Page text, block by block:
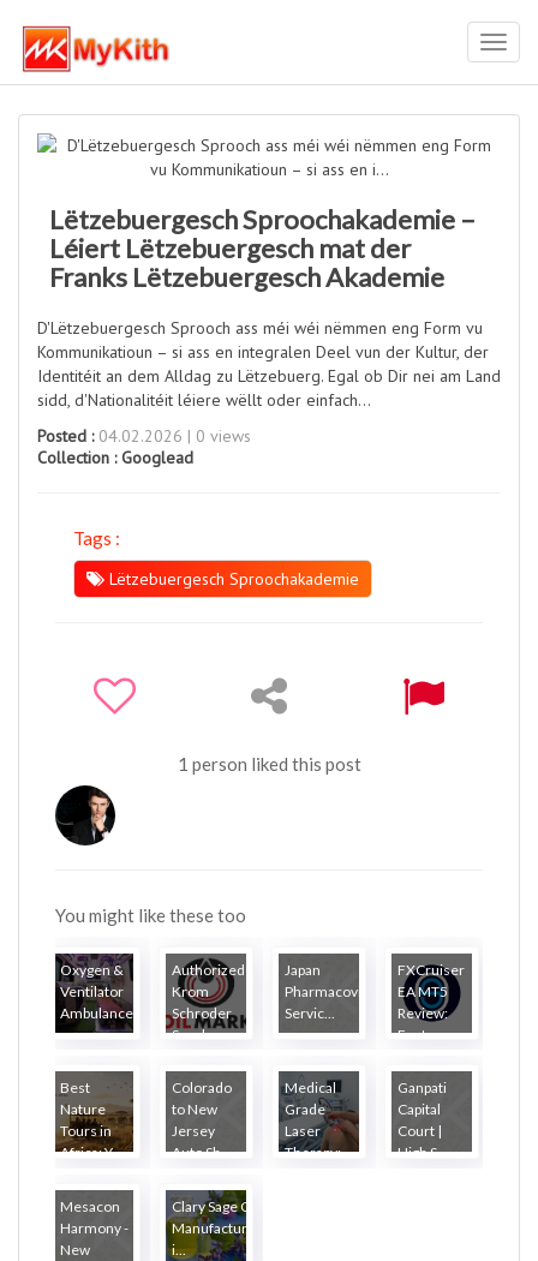
Lëtzebuergesch Sproochakademie –
Léiert Lëtzebuergesch mat der
Franks Lëtzebuergesch Akademie
D'Lëtzebuergesch Sprooch ass méi wéi nëmmen eng Form vu
Kommunikatioun – si ass en integralen Deel vun der Kultur, der
Identitéit an dem Alldag zu Lëtzebuerg. Egal ob Dir nei am Land
sidd, d'Nationalitéit léiere wëllt oder einfach...
Posted :04.02.2026 | 0 views
Collection :Googlead
Tags :
Lëtzebuergesch Sproochakademie
1 person liked this post
You might like these too
Oxygen &
Ventilator
Ambulance
...
Authorized
Krom
Schroder
Suppl...
Japan
Pharmacovigilance
Servic...
FXCruiser
EA MT5
Review:
Featu...
Best
Nature
Tours in
Africa: Y...
Colorado
to New
Jersey
Auto Sh...
Medical
Grade
Laser
Therapy:
Ganpati
Capital
Court |
High S...
Mesacon
Harmony -
New
Clary Sage Oil
Manufacturers
i...